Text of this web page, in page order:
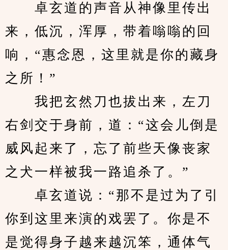
卓玄道的声音从神像里传出
来，低沉，浑厚，带着嗡嗡的回
响，“惠念恩，这里就是你的藏身
之所！”
我把玄然刀也拔出来，左刀
右剑交于身前，道：“这会儿倒是
威风起来了，忘了前些天像丧家
之犬一样被我一路追杀了。”
卓玄道说：“那不是过为了引
你到这里来演的戏罢了。你是不
是觉得身子越来越沉笨，通体气